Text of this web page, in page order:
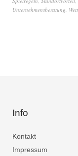
Unternehmensberatung,
Info
Kontakt
Impressum